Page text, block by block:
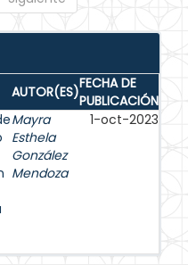
AUTOR(ES)FECHA DE
PUBLICACIÓN
Mayra
Esthela
González
Mendoza
1-oct-2023